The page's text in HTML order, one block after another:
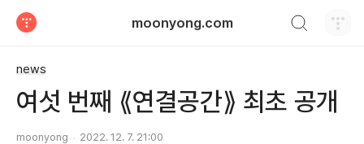
moonyong.com
news
여섯 번째 ⟪연결공간⟫ 최초 공개
moonyong 2022. 12. 7. 21:00